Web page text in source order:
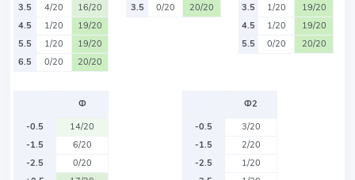
3.5
4/20
16/20
4.5
1/20
19/20
5.5
1/20
19/20
6.5
0/20 20/20
3.5
0/20 20/20
3.5
1/20
19/20
4.5
1/20
19/20
5.5
0/20 20/20
Ф
-0.5
14/20
-1.5
6/20
-2.5
0/20
Ф2
-0.5
3/20
-1.5
2/20
-2.5
1/20